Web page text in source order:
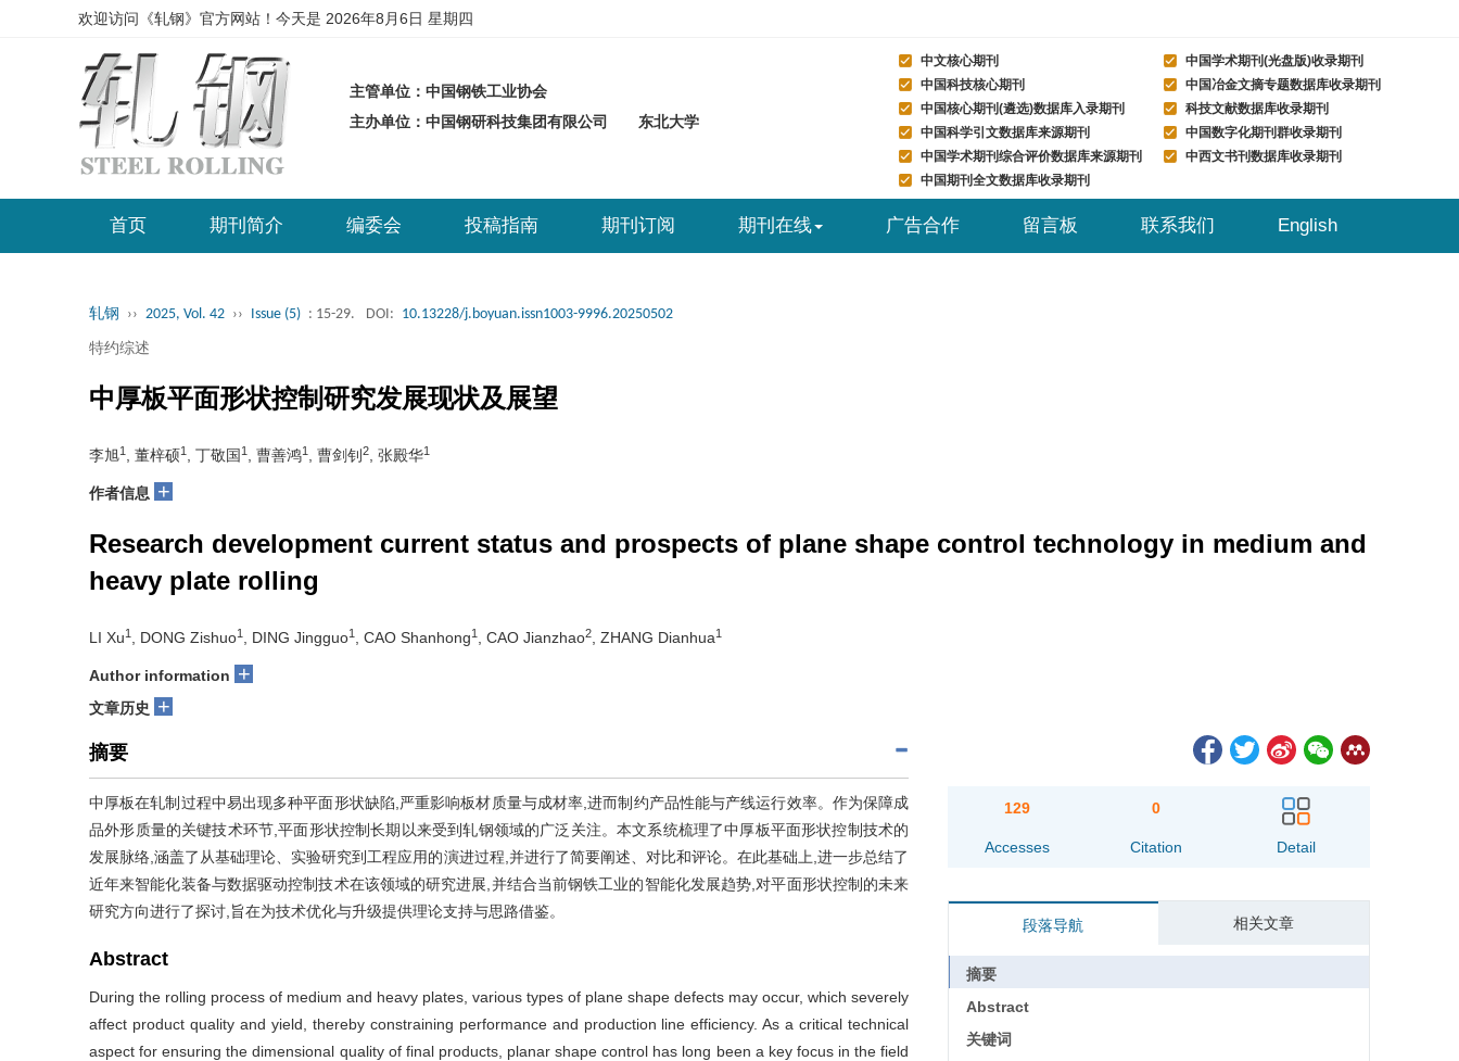
欢迎访问《轧钢》官方网站！今天是 2026年8月6日 星期四
主管单位：中国钢铁工业协会
主办单位：中国钢研科技集团有限公司 东北大学
中国学术期刊(光盘版)收录期刊
中国冶金文摘专题数据库收录期刊
科技文献数据库收录期刊
中国数字化期刊群收录期刊
中西文书刊数据库收录期刊
中文核心期刊
中国科技核心期刊
中国核心期刊(遴选)数据库入录期刊
中国科学引文数据库来源期刊
中国学术期刊综合评价数据库来源期刊
中国期刊全文数据库收录期刊
首页 期刊简介 编委会 投稿指南 期刊订阅 期刊在线 广告合作 留言板 联系我们 English
轧钢 ›› 2025, Vol. 42 ›› Issue (5) : 15-29. DOI: 10.13228/j.boyuan.issn1003-9996.20250502
特约综述
中厚板平面形状控制研究发展现状及展望
李旭1 , 董梓硕1 , 丁敬国 1 , 曹善鸿1 , 曹剑钊2 , 张殿华1
作者信息 +
Research development current status and prospects of plane shape control technology in medium and
heavy plate rolling
LI Xu1 , DONG Zishuo1 , DING Jingguo1 , CAO Shanhong1 , CAO Jianzhao2 , ZHANG Dianhua1
Author information +
文章历史 +
摘要
中厚板在轧制过程中易出现多种平面形状缺陷,严重影响板材质量与成材率,进而制约产品性能与产线运行效率。作为保障成
品外形质量的关键技术环节,平面形状控制长期以来受到轧钢领域的广泛关注。本文系统梳理了中厚板平面形状控制技术的
发展脉络,涵盖了从基础理论、实验研究到工程应用的演进过程,并进行了简要阐述、对比和评论。在此基础上,进一步总结了
近年来智能化装备与数据驱动控制技术在该领域的研究进展,并结合当前钢铁工业的智能化发展趋势,对平面形状控制的未来
研究方向进行了探讨,旨在为技术优化与升级提供理论支持与思路借鉴。
Abstract
During the rolling process of medium and heavy plates, various types of plane shape defects may occur, which severely
affect product quality and yield, thereby constraining performance and production line efficiency. As a critical technical
aspect for ensuring the dimensional quality of final products, planar shape control has long been a key focus in the field
129
Accesses
0
Citation Detail
段落导航 相关文章
摘要
Abstract
关键词